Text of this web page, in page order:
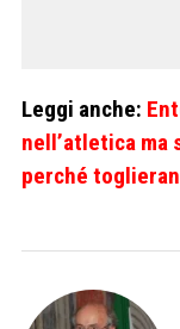
Leggi anche:
nell’atletica ma
perché